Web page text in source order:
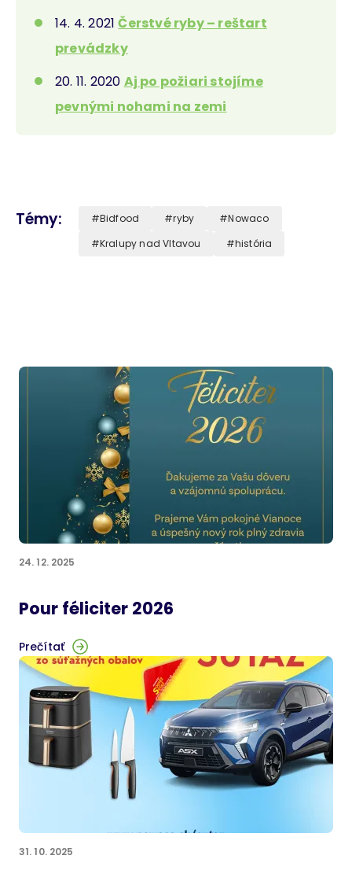
14. 4. 2021Čerstvé ryby – reštart
prevádzky
20. 11. 2020 Aj po požiari stojíme
pevnými nohami na zemi
Témy Bidfood ryby
Nowaco
Kralupy nad Vltavou
história
24. 12. 2025
Pour féliciter 2026
Prečítať
31. 10. 2025